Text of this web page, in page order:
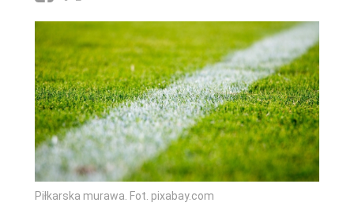
Piłkarska murawa. Fot. pixabay.com